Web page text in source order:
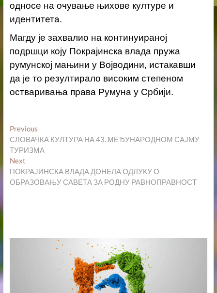
односе на очување њихове културе и
идентитета.
Магду је захвалио на континуираној
подршци коју Покрајинска влада пружа
румунској мањини у Војводини, истакавши
да је то резултирало високим степеном
остваривања права Румуна у Србији.
Кретање
чланка
PreviousPrevious
post:
СЛОВАЧКА КУЛТУРА НА 43. МЕЂУНАРОДНОМ САЈМУ
ТУРИЗМА
NextNext
post:
ПОКРАЈИНСКА ВЛАДА ДОНЕЛА ОДЛУКУ О
ОБРАЗОВАЊУ САВЕТА ЗА РОДНУ РАВНОПРАВНОСТ